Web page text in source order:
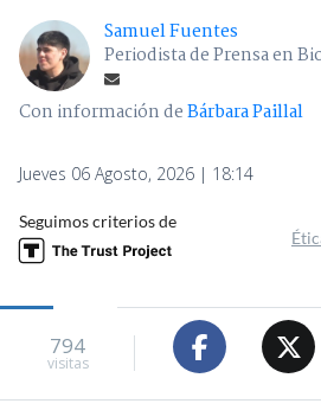
Samuel Fuentes
Periodista de Prensa en
Con información deBárbara Paillal
Jueves 06 Agosto, 2026 | 18:14
Seguimos criterios de
794
visitas